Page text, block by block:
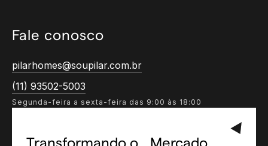
Fale conosco
pilarhomes@soupilar.com.br
(11) 93502-5003
Segunda-feira a sexta-feira das 9:00 às 18:00
Transformando o Mercado